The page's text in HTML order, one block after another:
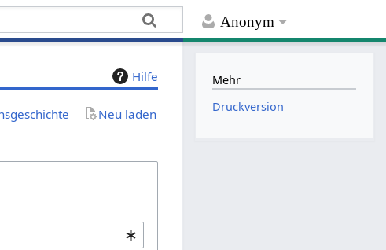
Anonym
Hilfe
Neu laden
Mehr
Druckversion